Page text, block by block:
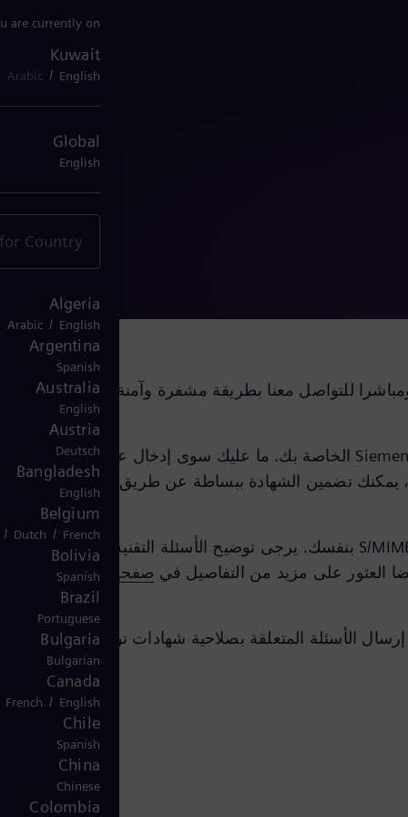
Kuwait
are currently on
Kuwait
English
/
Arabic
Global
English
Algeria
English
/
Arabic
Argentina
Spanish
Australia
English
Austria
Deutsch
Bangladesh
English
Belgium
French
/
Dutch
/
Bolivia
Spanish
Brazil
Portuguese
Bulgaria
Bulgarian
Canada
English
/
French
Chile
Spanish
China
Chinese
Colombia
للتواصل معنا بطريقة مشفرة وآمنة عبر البريد
، ستجد شهادات التشفير الحالية لجهات اتصال Siemens Energy الخاصة بك. ما عليك سوى إدخال عنوان البريد
، يمكنك تضمين الشهادة ببساطة عن طريق النقر المزدوج
لإرسال رسائل بريد إلكتروني مشفرة إلى جهة اتصال Siemens Energy الخاصة بك، تحتاج إلى شهادة S/MIME بنفسك. يرجى توضيح الأسئلة التقنية المتعلقة
العثور على مزيد من التفاصيل في صفحة الأسئلة الشائعة
. يجب إرسال الأسئلة المتعلقة بصلاحية شهادات توقيع Siemens